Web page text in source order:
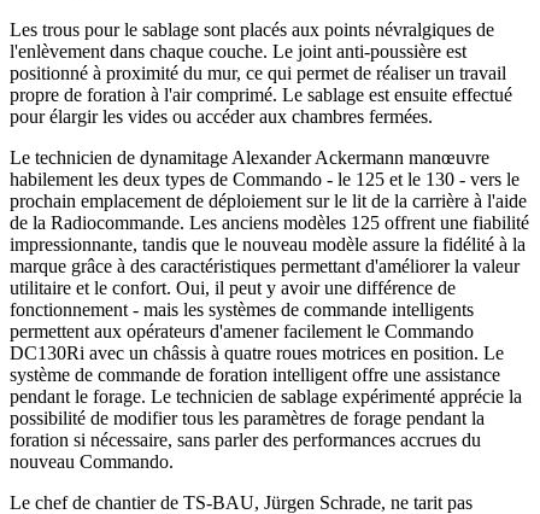
Les trous pour le sablage sont placés aux points névralgiques de
l'enlèvement dans chaque couche. Le joint anti-poussière est
positionné à proximité du mur, ce qui permet de réaliser un travail
propre de foration à l'air comprimé. Le sablage est ensuite effectué
pour élargir les vides ou accéder aux chambres fermées.
Le technicien de dynamitage Alexander Ackermann manœuvre
habilement les deux types de Commando - le 125 et le 130 - vers le
prochain emplacement de déploiement sur le lit de la carrière à l'aide
de la Radiocommande. Les anciens modèles 125 offrent une fiabilité
impressionnante, tandis que le nouveau modèle assure la fidélité à la
marque grâce à des caractéristiques permettant d'améliorer la valeur
utilitaire et le confort. Oui, il peut y avoir une différence de
fonctionnement - mais les systèmes de commande intelligents
permettent aux opérateurs d'amener facilement le Commando
DC130Ri avec un châssis à quatre roues motrices en position. Le
système de commande de foration intelligent offre une assistance
pendant le forage. Le technicien de sablage expérimenté apprécie la
possibilité de modifier tous les paramètres de forage pendant la
foration si nécessaire, sans parler des performances accrues du
nouveau Commando.
Le chef de chantier de TS-BAU, Jürgen Schrade, ne tarit pas